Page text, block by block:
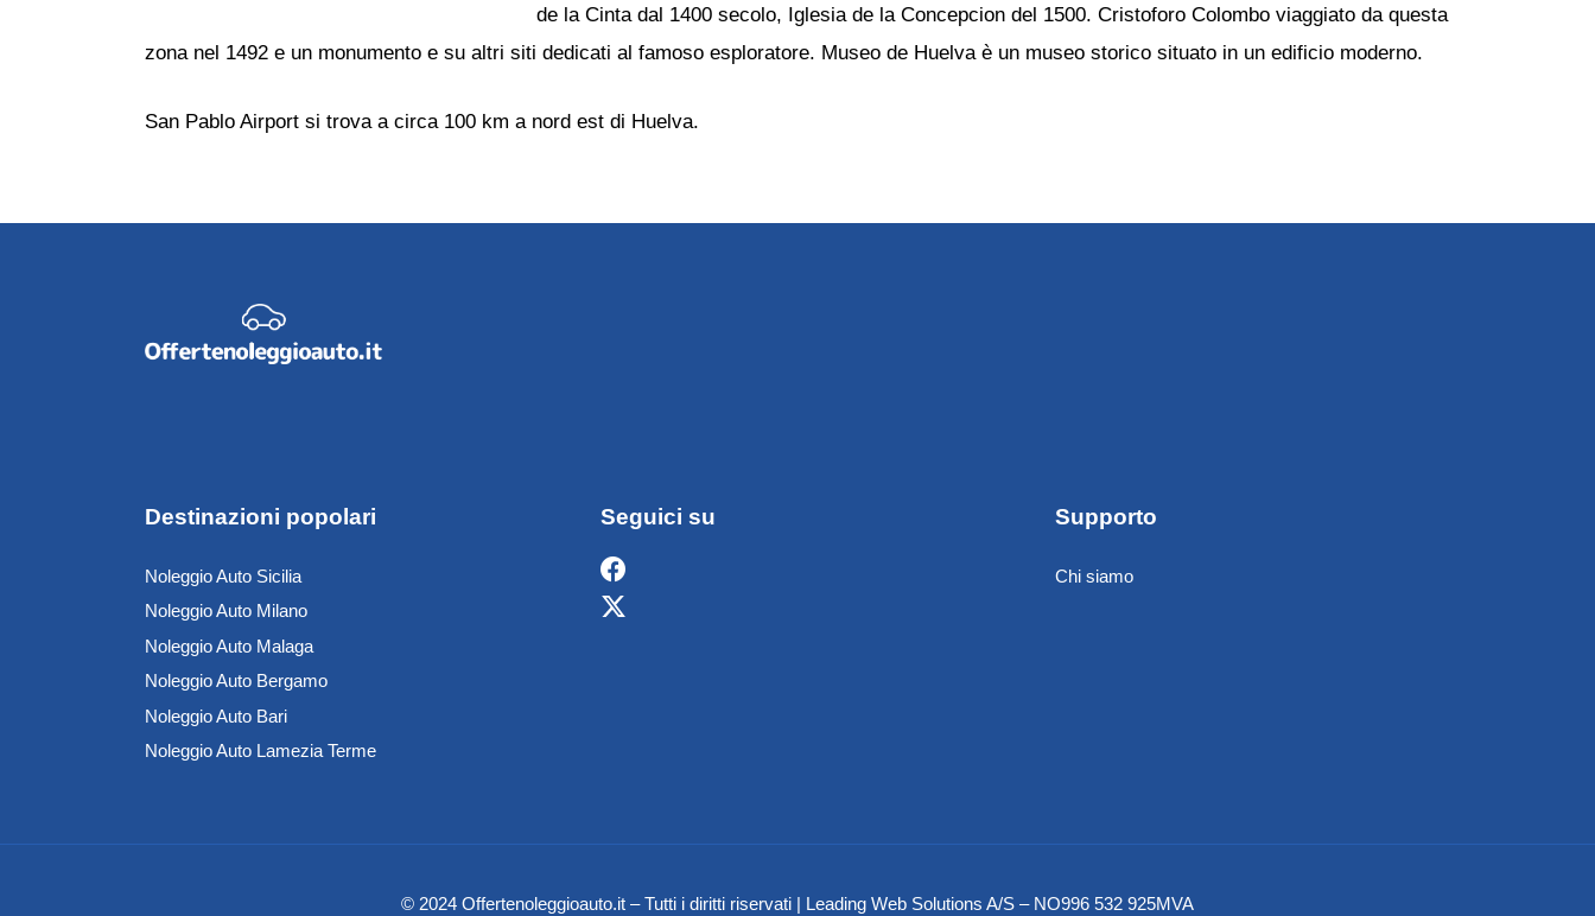
de la Cinta dal 1400 secolo, Iglesia de la Concepcion del 1500. Cristoforo Colombo viaggiato da questa
zona nel 1492 e un monumento e su altri siti dedicati al famoso esploratore. Museo de Huelva è un museo storico situato in un edificio moderno.
San Pablo Airport si trova a circa 100 km a nord est di Huelva.
Destinazioni popolari
Noleggio Auto Sicilia
Noleggio Auto Milano
Noleggio Auto Malaga
Noleggio Auto Bergamo
Noleggio Auto Bari
Noleggio Auto Lamezia Terme
Seguici su Supporto
Chi siamo
© 2024 Offertenoleggioauto.it – Tutti i diritti riservati | Leading Web Solutions A/S – NO996 532 925MVA